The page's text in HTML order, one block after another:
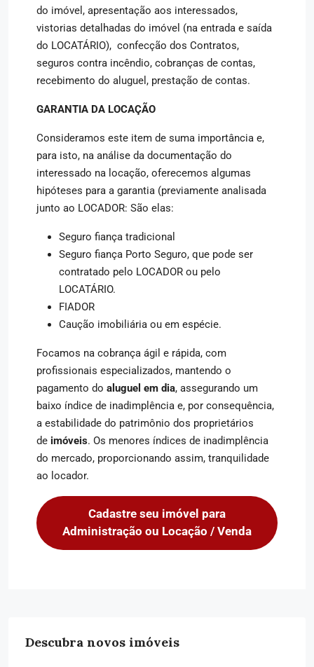
do imóvel, apresentação aos interessados,
vistorias detalhadas do imóvel (na entrada e saída
do LOCATÁRIO), confecção dos Contratos,
seguros contra incêndio, cobranças de contas,
recebimento do aluguel, prestação de contas.
GARANTIA DA LOCAÇÃO
Consideramos este item de suma importância e,
para isto, na análise da documentação do
interessado na locação, oferecemos algumas
hipóteses para a garantia (previamente analisada
junto ao LOCADOR: São elas:
Seguro fiança tradicional
Seguro fiança Porto Seguro, que pode ser
contratado pelo LOCADOR ou pelo
LOCATÁRIO.
FIADOR
Caução imobiliária ou em espécie.
Focamos na cobrança ágil e rápida, com
profissionais especializados, mantendo o
pagamento do aluguel em dia, assegurando um
baixo índice de inadimplência e, por consequência,
a estabilidade do patrimônio dos proprietários
de imóveis. Os menores índices de inadimplência
do mercado, proporcionando assim, tranquilidade
ao locador.
Cadastre seu imóvel para
Administração ou Locação / Venda
Descubra novos imóveis